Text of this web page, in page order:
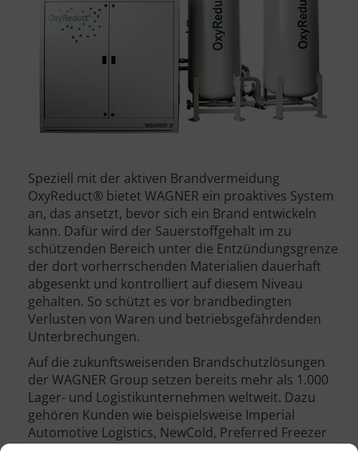
Speziell mit der aktiven Brandvermeidung
OxyReduct® bietet WAGNER ein proaktives System
an, das ansetzt, bevor sich ein Brand entwickeln
kann. Dafür wird der Sauerstoffgehalt im zu
schützenden Bereich unter die Entzündungsgrenze
der dort vorherrschenden Materialien dauerhaft
abgesenkt und kontrolliert auf diesem Niveau
gehalten. So schützt es vor brandbedingten
Verlusten von Waren und betriebsgefährdenden
Unterbrechungen.
Auf die zukunftsweisenden Brandschutzlösungen
der WAGNER Group setzen bereits mehr als 1.000
Lager- und Logistikunternehmen weltweit. Dazu
gehören Kunden wie beispielsweise Imperial
Automotive Logistics, NewCold, Preferred Freezer